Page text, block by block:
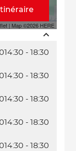
14:30 - 18:30
14:30 - 18:30
14:30 - 18:30
14:30 - 18:30
14:30 - 18:30
| Map ©2026 HERE
Itinéraire